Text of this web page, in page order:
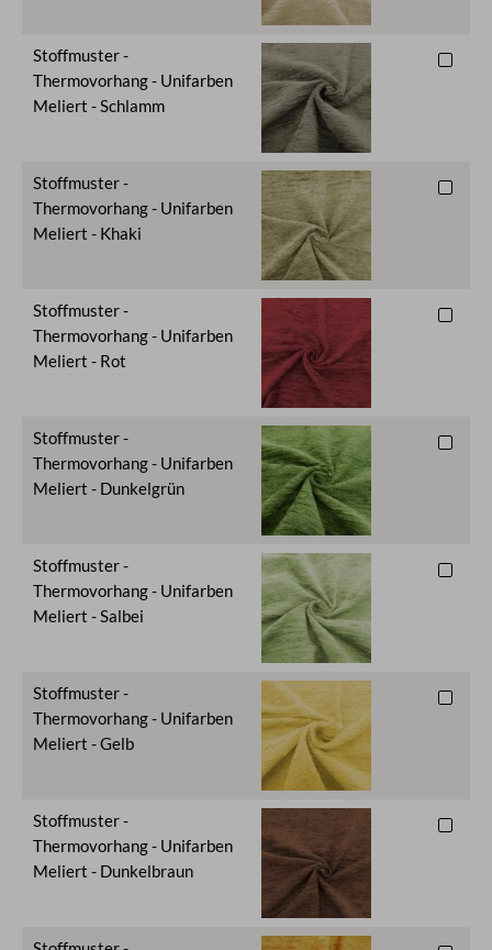
Stoffmuster -
Thermovorhang - Unifarben
Meliert - Schlamm
Stoffmuster -
Thermovorhang - Unifarben
Meliert - Khaki
Stoffmuster -
Thermovorhang - Unifarben
Meliert - Rot
Stoffmuster -
Thermovorhang - Unifarben
Meliert - Dunkelgrün
Stoffmuster -
Thermovorhang - Unifarben
Meliert - Salbei
Stoffmuster -
Thermovorhang - Unifarben
Meliert - Gelb
Stoffmuster -
Thermovorhang - Unifarben
Meliert - Dunkelbraun